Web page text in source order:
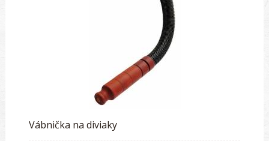
Vábnička na diviaky